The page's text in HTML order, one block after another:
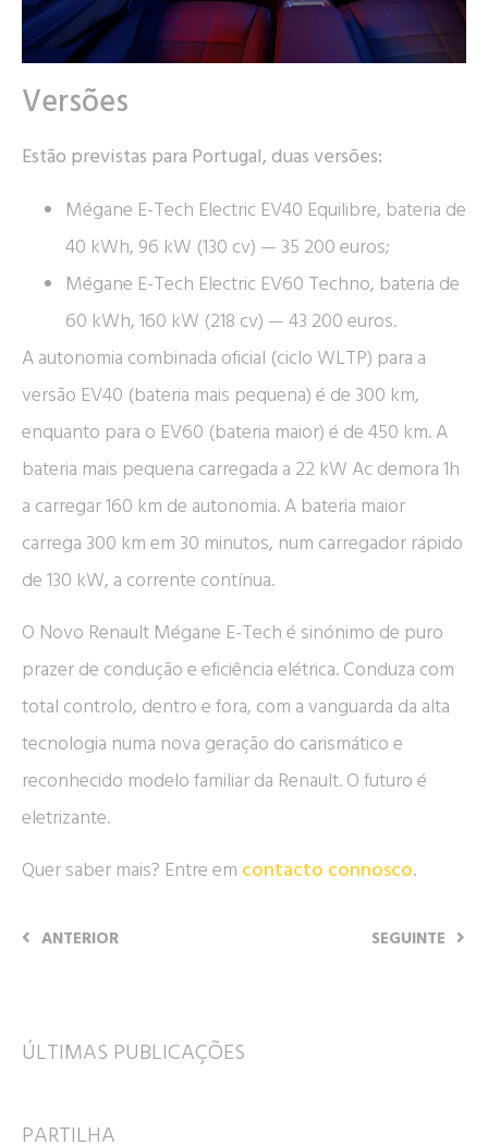
Versões
Estão previstas para Portugal, duas versões:
Mégane E-Tech Electric EV40 Equilibre, bateria de
40 kWh, 96 kW (130 cv) — 35 200 euros;
Mégane E-Tech Electric EV60 Techno, bateria de
60 kWh, 160 kW (218 cv) — 43 200 euros.
A autonomia combinada oficial (ciclo WLTP) para a
versão EV40 (bateria mais pequena) é de 300 km,
enquanto para o EV60 (bateria maior) é de 450 km. A
bateria mais pequena carregada a 22 kW Ac demora 1h
a carregar 160 km de autonomia. A bateria maior
carrega 300 km em 30 minutos, num carregador rápido
de 130 kW, a corrente contínua.
O Novo Renault Mégane E-Tech é sinónimo de puro
prazer de condução e eficiência elétrica. Conduza com
total controlo, dentro e fora, com a vanguarda da alta
tecnologia numa nova geração do carismático e
reconhecido modelo familiar da Renault. O futuro é
eletrizante.
Quer saber mais? Entre em contacto connosco.
ANTERIOR SEGUINTE
ÚLTIMAS PUBLICAÇÕES
PARTILHA